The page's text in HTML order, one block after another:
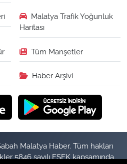
Malatya Trafik Yoğunluk
Haritası
Tüm Manşetler
Haber Arşivi
Malatya Haber. Tüm hakları
5846 sayılı FSEK kapsamında